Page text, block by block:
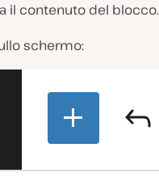
il contenuto del blocco.
schermo: